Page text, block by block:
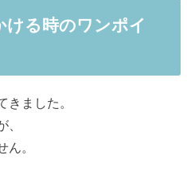
ける時のワンポイ
きました。
、
ん。